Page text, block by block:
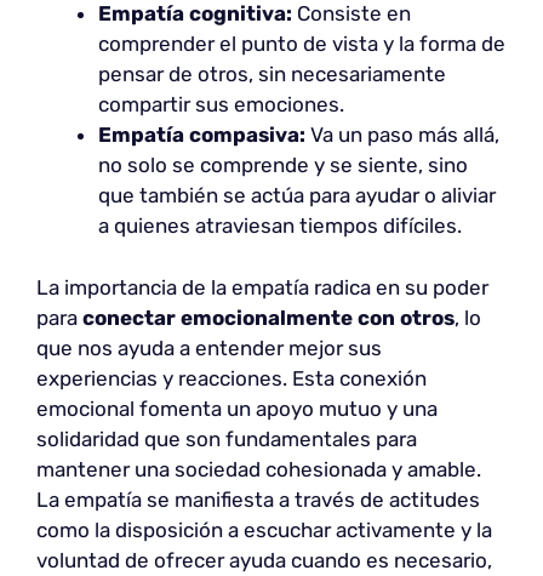
Empatía cognitiva: Consiste en
comprender el punto de vista y la forma de
pensar de otros, sin necesariamente
compartir sus emociones.
Empatía compasiva: Va un paso más allá,
no solo se comprende y se siente, sino
que también se actúa para ayudar o aliviar
a quienes atraviesan tiempos difíciles.
La importancia de la empatía radica en su poder
para conectar emocionalmente con otros, lo
que nos ayuda a entender mejor sus
experiencias y reacciones. Esta conexión
emocional fomenta un apoyo mutuo y una
solidaridad que son fundamentales para
mantener una sociedad cohesionada y amable.
La empatía se manifiesta a través de actitudes
como la disposición a escuchar activamente y la
voluntad de ofrecer ayuda cuando es necesario,